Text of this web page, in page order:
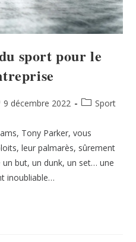
sport pour le
9 décembre 2022 Sport
Tony Parker, vous
leur palmarès, sûrement
but, un dunk, un set… une
inoubliable…